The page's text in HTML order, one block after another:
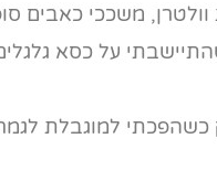
וולטרן, משככי כאבים
על כסא
כשהפכתי למוגבלת